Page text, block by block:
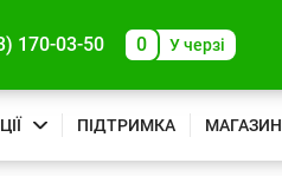
170-03-50 0 У черзі
ПІДТРИМКА МАГАЗИН